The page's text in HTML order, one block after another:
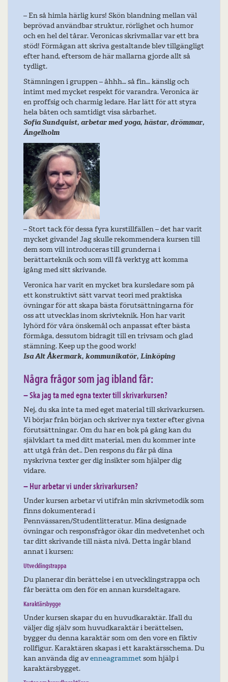
– En så himla härlig kurs! Skön blandning mellan väl
beprövad användbar struktur, rörlighet och humor
och en hel del tårar. Veronicas skrivmallar var ett bra
stöd! Förmågan att skriva gestaltande blev tillgängligt
efter hand, eftersom de här mallarna gjorde allt så
tydligt.
Stämningen i gruppen – åhhh… så fin… känslig och
intimt med mycket respekt för varandra. Veronica är
en proffsig och charmig ledare. Har lätt för att styra
hela båten och samtidigt visa sårbarhet.
Sofia Sundquist, arbetar med yoga, hästar, drömmar,
Ängelholm
– Stort tack för dessa fyra kurstillfällen – det har varit
mycket givande! Jag skulle rekommendera kursen till
dem som vill introduceras till grunderna i
berättarteknik och som vill få verktyg att komma
igång med sitt skrivande.
Veronica har varit en mycket bra kursledare som på
ett konstruktivt sätt varvat teori med praktiska
övningar för att skapa bästa förutsättningarna för
oss att utvecklas inom skrivteknik. Hon har varit
lyhörd för våra önskemål och anpassat efter bästa
förmåga, dessutom bidragit till en trivsam och glad
stämning. Keep up the good work!
Isa Alt Åkermark, kommunikatör, Linköping
Några frågor som jag ibland får:
– Ska jag ta med egna texter till skrivarkursen?
Nej, du ska inte ta med eget material till skrivarkursen.
Vi börjar från början och skriver nya texter efter givna
förutsättningar. Om du har en bok på gång kan du
självklart ta med ditt material, men du kommer inte
att utgå från det.. Den respons du får på dina
nyskrivna texter ger dig insikter som hjälper dig
vidare.
– Hur arbetar vi under skrivarkursen?
Under kursen arbetar vi utifrån min skrivmetodik som
finns dokumenterad i
Pennvässaren/Studentlitteratur. Mina designade
övningar och responsfrågor ökar din medvetenhet och
tar ditt skrivande till nästa nivå. Detta ingår bland
annat i kursen:
Utvecklingstrappa
Du planerar din berättelse i en utvecklingstrappa och
får berätta om den för en annan kursdeltagare.
Karaktärsbygge
Under kursen skapar du en huvudkaraktär. Ifall du
väljer dig själv som huvudkaraktär i berättelsen,
bygger du denna karaktär som om den vore en fiktiv
rollfigur. Karaktären skapas i ett karaktärsschema. Du
kan använda dig avenneagrammetsom hjälp i
karaktärsbygget.